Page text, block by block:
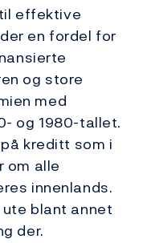
effektive
en fordel for
og store
med
og 1980-tallet.
kreditt som i
alle
innenlands.
blant annet
der.